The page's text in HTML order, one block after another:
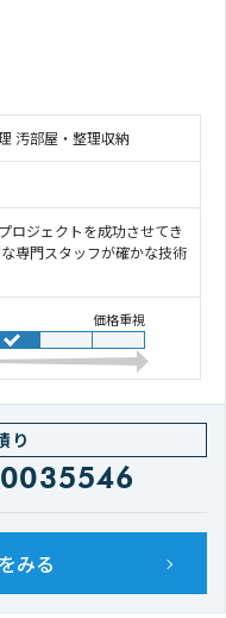
汚部屋・整理収納
ロジェクトを成功させてき
専門スタッフが確かな技術
価格重視
り
みる